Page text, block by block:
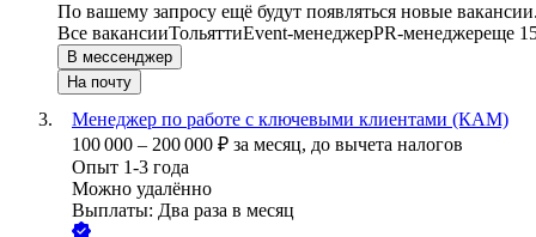
По вашему запросу ещё будут появляться новые
Все вакансииТольяттиEvent-менеджерPR-менеджереще
В мессенджер
На почту
Менеджер по работе с ключевыми клиентами (КАМ)
100 000 – 200 000 ₽ за месяц, до вычета налогов
Опыт 1-3 года
Можно удалённо
Выплаты: Два раза в месяц